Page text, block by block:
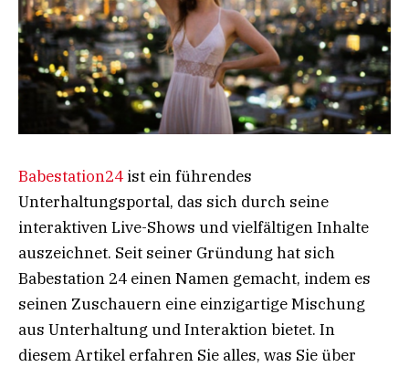
Babestation24 ist ein führendes
Unterhaltungsportal, das sich durch seine
interaktiven Live-Shows und vielfältigen Inhalte
auszeichnet. Seit seiner Gründung hat sich
Babestation 24 einen Namen gemacht, indem es
seinen Zuschauern eine einzigartige Mischung
aus Unterhaltung und Interaktion bietet. In
diesem Artikel erfahren Sie alles, was Sie über